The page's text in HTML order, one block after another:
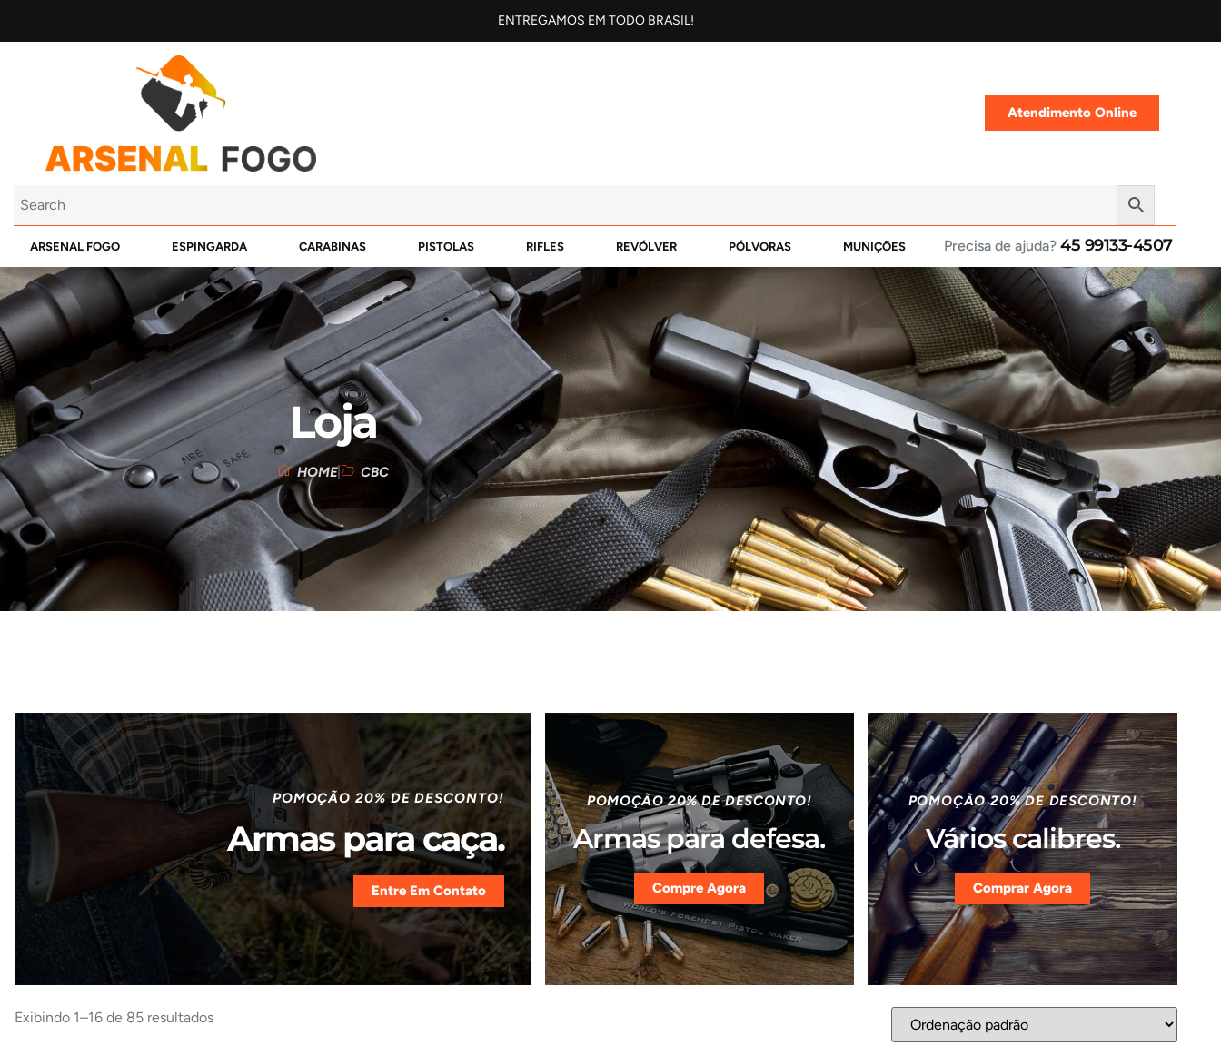
ENTREGAMOS EM TODO BRASIL!
Atendimento Online
ARSENAL FOGO ESPINGARDA CARABINAS PISTOLAS RIFLES REVÓLVER PÓLVORAS MUNIÇÕES Precisa de ajuda? 45 99133-4507
Loja
HOME CBC
POMOÇÃO 20% DE DESCONTO!
Armas para caça.
Entre Em Contato
POMOÇÃO 20% DE DESCONTO!
Armas para defesa.
Compre Agora
POMOÇÃO 20% DE DESCONTO!
Vários calibres.
Comprar Agora
Exibindo 1–16 de 85 resultados